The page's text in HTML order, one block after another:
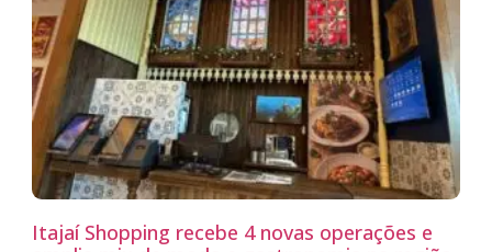
Itajaí Shopping recebe 4 novas operações e